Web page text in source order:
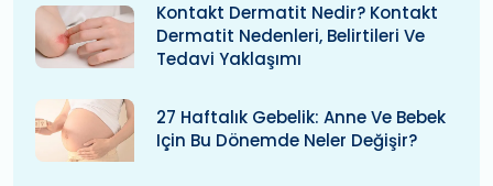
Kontakt Dermatit Nedir? Kontakt
Dermatit Nedenleri, Belirtileri Ve
Tedavi Yaklaşımı
27 Haftalık Gebelik: Anne Ve Bebek
Için Bu Dönemde Neler Değişir?